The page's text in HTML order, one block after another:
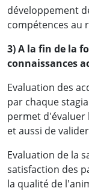
développement
compétences au
3) A la fin de la
connaissances
Evaluation des
par chaque
permet d'évaluer
et aussi de
Evaluation de la
satisfaction des
la qualité de